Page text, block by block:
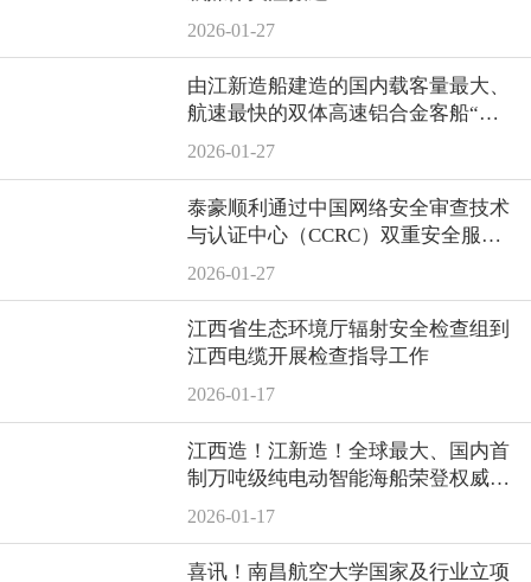
2026-01-27
由江新造船建造的国内载客量最大、
航速最快的双体高速铝合金客船“北
游36”轮顺利交付
2026-01-27
泰豪顺利通过中国网络安全审查技术
与认证中心（CCRC）双重安全服务
资质认证
2026-01-27
江西省生态环境厅辐射安全检查组到
江西电缆开展检查指导工作
2026-01-17
江西造！江新造！全球最大、国内首
制万吨级纯电动智能海船荣登权威媒
体
2026-01-17
喜讯！南昌航空大学国家及行业立项